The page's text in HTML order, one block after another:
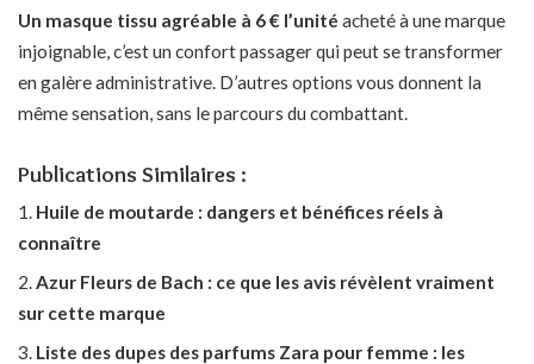
Un masque tissu agréable à 6 € l’unité acheté à une marque
injoignable, c’est un confort passager qui peut se transformer
en galère administrative. D’autres options vous donnent la
même sensation, sans le parcours du combattant.
Publications Similaires :
Huile de moutarde : dangers et bénéfices réels à
connaître
Azur Fleurs de Bach : ce que les avis révèlent vraiment
sur cette marque
Liste des dupes des parfums Zara pour femme : les